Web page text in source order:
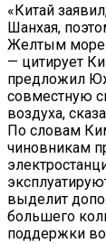
«Китай
Шанхая,
Желтым
— цитирует
предложил
совместную
воздуха,
По словам
чиновникам
выделит
большего
поддержки